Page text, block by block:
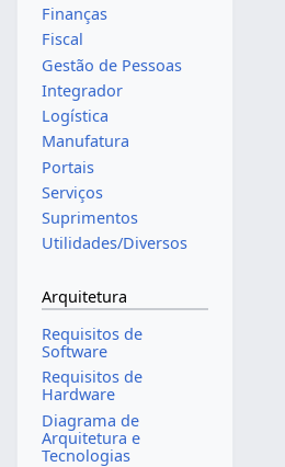
Finanças
Fiscal
Gestão de Pessoas
Integrador
Logística
Manufatura
Portais
Serviços
Suprimentos
Utilidades/Diversos
Arquitetura
Requisitos de
Software
Requisitos de
Hardware
Diagrama de
Arquitetura e
Tecnologias